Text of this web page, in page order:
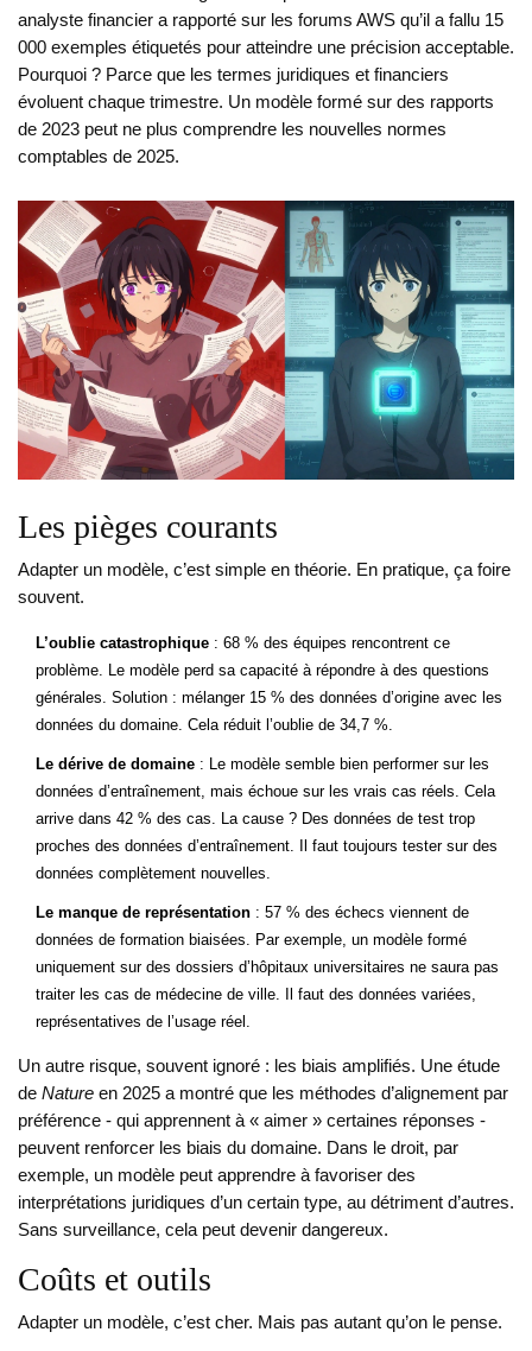
analyste financier a rapporté sur les forums AWS qu’il a fallu 15
000 exemples étiquetés pour atteindre une précision acceptable.
Pourquoi ? Parce que les termes juridiques et financiers
évoluent chaque trimestre. Un modèle formé sur des rapports
de 2023 peut ne plus comprendre les nouvelles normes
comptables de 2025.
Les pièges courants
Adapter un modèle, c’est simple en théorie. En pratique, ça foire
souvent.
L’oublie catastrophique : 68 % des équipes rencontrent ce
problème. Le modèle perd sa capacité à répondre à des questions
générales. Solution : mélanger 15 % des données d’origine avec les
données du domaine. Cela réduit l’oublie de 34,7 %.
Le dérive de domaine : Le modèle semble bien performer sur les
données d’entraînement, mais échoue sur les vrais cas réels. Cela
arrive dans 42 % des cas. La cause ? Des données de test trop
proches des données d’entraînement. Il faut toujours tester sur des
données complètement nouvelles.
Le manque de représentation : 57 % des échecs viennent de
données de formation biaisées. Par exemple, un modèle formé
uniquement sur des dossiers d’hôpitaux universitaires ne saura pas
traiter les cas de médecine de ville. Il faut des données variées,
représentatives de l’usage réel.
Un autre risque, souvent ignoré : les biais amplifiés. Une étude
de Nature en 2025 a montré que les méthodes d’alignement par
préférence - qui apprennent à « aimer » certaines réponses -
peuvent renforcer les biais du domaine. Dans le droit, par
exemple, un modèle peut apprendre à favoriser des
interprétations juridiques d’un certain type, au détriment d’autres.
Sans surveillance, cela peut devenir dangereux.
Coûts et outils
Adapter un modèle, c’est cher. Mais pas autant qu’on le pense.